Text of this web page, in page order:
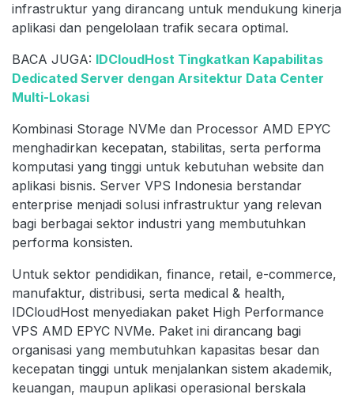
infrastruktur yang dirancang untuk mendukung kinerja
aplikasi dan pengelolaan trafik secara optimal.
BACA JUGA: IDCloudHost Tingkatkan Kapabilitas
Dedicated Server dengan Arsitektur Data Center
Multi-Lokasi
Kombinasi Storage NVMe dan Processor AMD EPYC
menghadirkan kecepatan, stabilitas, serta performa
komputasi yang tinggi untuk kebutuhan website dan
aplikasi bisnis. Server VPS Indonesia berstandar
enterprise menjadi solusi infrastruktur yang relevan
bagi berbagai sektor industri yang membutuhkan
performa konsisten.
Untuk sektor pendidikan, finance, retail, e-commerce,
manufaktur, distribusi, serta medical & health,
IDCloudHost menyediakan paket High Performance
VPS AMD EPYC NVMe. Paket ini dirancang bagi
organisasi yang membutuhkan kapasitas besar dan
kecepatan tinggi untuk menjalankan sistem akademik,
keuangan, maupun aplikasi operasional berskala